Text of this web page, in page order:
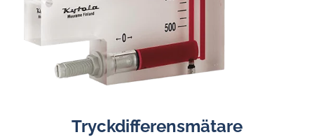
Tryckdifferensmätare